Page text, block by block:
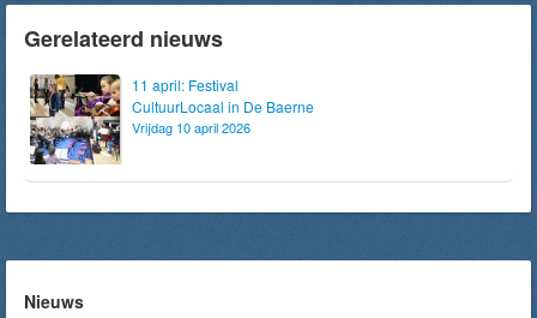
Gerelateerd nieuws
11 april: Festival
CultuurLocaal in De Baerne
Vrijdag 10 april 2026
Nieuws